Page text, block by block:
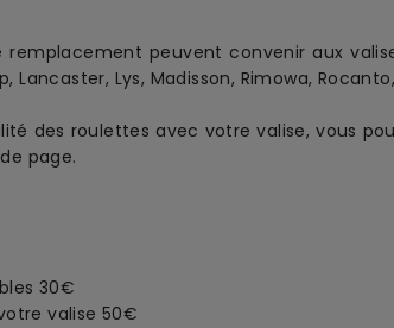
remplacement peuvent convenir aux
Lancaster, Lys, Madisson, Rimowa,
des roulettes avec votre valise, vous
page.
30€
valise 50€